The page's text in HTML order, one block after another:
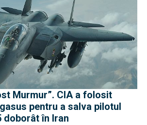
Murmur”. CIA a folosit
pentru a salva pilotul
doborât în Iran